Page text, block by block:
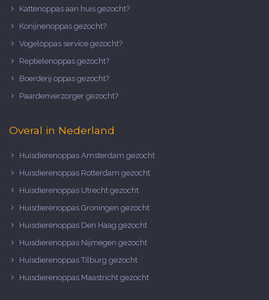
Kattenoppas aan huis gezocht?
Konijnenoppas gezocht?
Vogeloppas service gezocht?
Reptielenoppas gezocht?
Boerderij oppas gezocht?
Paardenverzorger gezocht?
Overal in Nederland
Huisdierenoppas Amsterdam gezocht
Huisdierenoppas Rotterdam gezocht
Huisdierenoppas Utrecht gezocht
Huisdierenoppas Groningen gezocht
Huisdierenoppas Den Haag gezocht
Huisdierenoppas Nijmegen gezocht
Huisdierenoppas Tilburg gezocht
Huisdierenoppas Maastricht gezocht